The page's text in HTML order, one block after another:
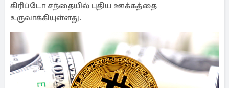
கிரிப்டோ சந்தையில் புதிய ஊக்கத்தை
உருவாக்கியுள்ளது.